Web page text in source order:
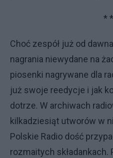
*
Choć zespół już od
nagrania niewydane na
piosenki nagrywane dla
już swoje reedycje i jak
dotrze. W archiwach
kilkadziesiąt utworów w
Polskie Radio dość
rozmaitych składankach.